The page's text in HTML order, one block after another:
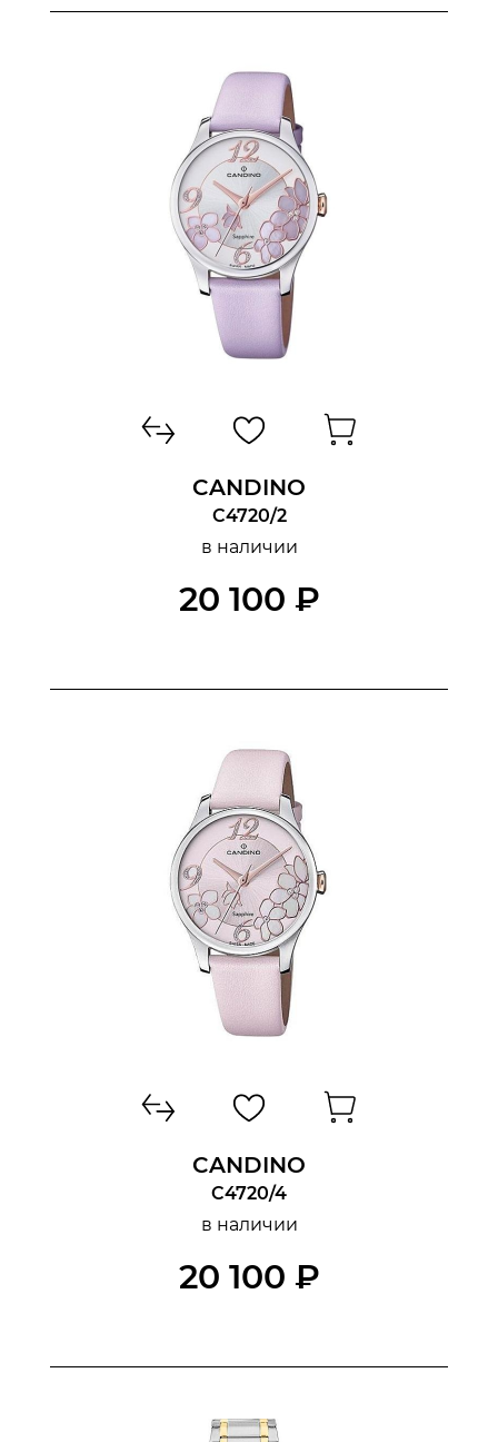
CANDINO
С4720/2
в наличии
20 100 ₽
CANDINO
C4720/4
в наличии
20 100 ₽